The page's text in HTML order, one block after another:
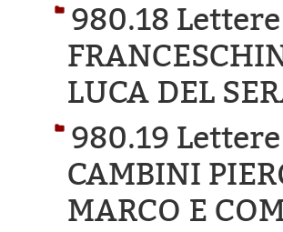
980.18 Lettere
LUCA DEL
980.19
CAMBINI
MARCO E